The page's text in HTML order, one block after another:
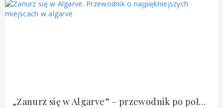
„Zanurz się w Algarve” – przewodnik po południowo-zachodnim wybrzeżu Portugalii oczami mieszkanki